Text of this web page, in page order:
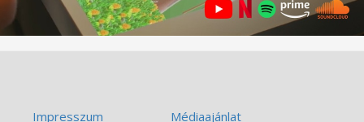
Impresszum Médiaajánlat